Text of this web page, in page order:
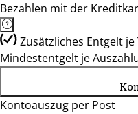
Bezahlen mit der
Zusätzliches Entgelt
Mindestentgelt je
Kontoauszug per Post